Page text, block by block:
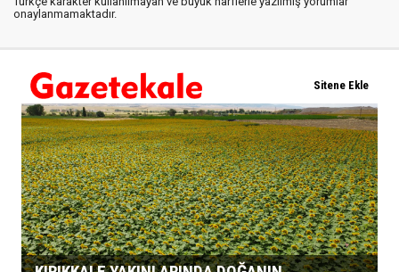
onaylanmamaktadır.